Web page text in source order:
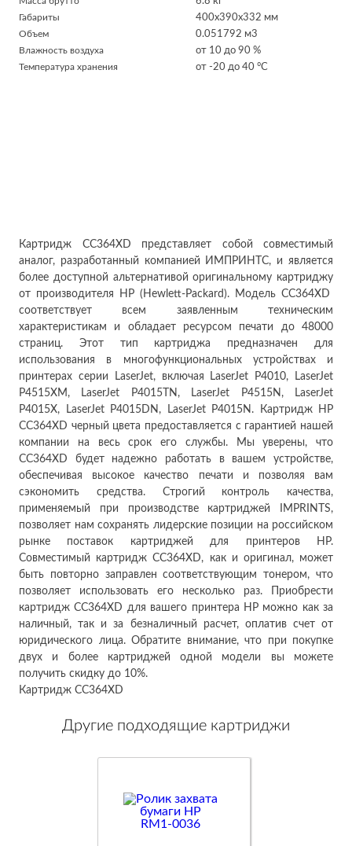
400x390x332 мм
Габариты
0.051792 м3
Объем
от 10 до 90 %
Влажность воздуха
от -20 до 40 °C
Температура хранения
Картридж CC364XD представляет собой совместимый
аналог, разработанный компанией ИМПРИНТС, и является
более доступной альтернативой оригинальному картриджу
от производителя HP (Hewlett-Packard). Модель CC364XD
соответствует всем заявленным техническим
характеристикам и обладает ресурсом печати до 48000
страниц. Этот тип картриджа предназначен для
использования в многофункциональных устройствах и
принтерах серии LaserJet, включая LaserJet P4010, LaserJet
P4515XM, LaserJet P4015TN, LaserJet P4515N, LaserJet
P4015X, LaserJet P4015DN, LaserJet P4015N. Картридж HP
CC364XD черный цвета предоставляется с гарантией нашей
компании на весь срок его службы. Мы уверены, что
CC364XD будет надежно работать в вашем устройстве,
обеспечивая высокое качество печати и позволяя вам
сэкономить средства. Строгий контроль качества,
применяемый при производстве картриджей IMPRINTS,
позволяет нам сохранять лидерские позиции на российском
рынке поставок картриджей для принтеров HP.
Совместимый картридж CC364XD, как и оригинал, может
быть повторно заправлен соответствующим тонером, что
позволяет использовать его несколько раз. Приобрести
картридж CC364XD для вашего принтера HP можно как за
наличный, так и за безналичный расчет, оплатив счет от
юридического лица. Обратите внимание, что при покупке
двух и более картриджей одной модели вы можете
получить скидку до 10%.
Картридж CC364XD
Другие подходящие картриджи